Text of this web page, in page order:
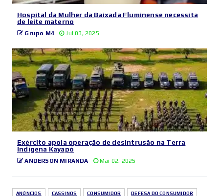
Hospital da Mulher da Baixada Fluminense necessita
de leite materno
Grupo M4 Jul 03, 2025
Exército apoia operação de desintrusão na Terra
Indígena Kayapó
ANDERSON MIRANDA Mai 02, 2025
ANÚNCIOS CASSINOS CONSUMIDOR DEFESA DO CONSUMIDOR